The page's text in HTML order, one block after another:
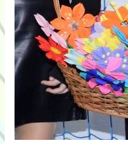
Paweł
II
.
Ewangelia
starości